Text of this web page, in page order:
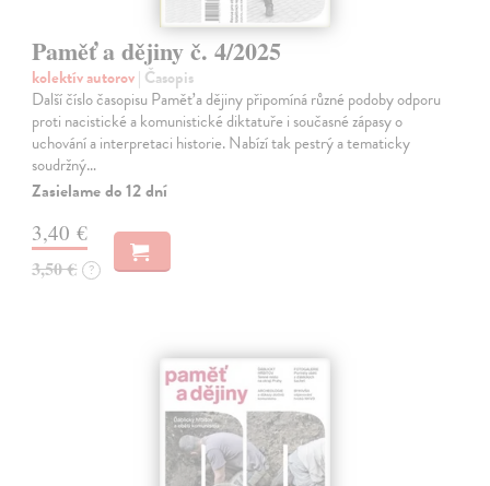
Paměť a dějiny č. 4/2025
kolektív autorov| Časopis
Další číslo časopisu Paměť a dějiny připomíná různé podoby odporu
proti nacistické a komunistické diktatuře i současné zápasy o
uchování a interpretaci historie. Nabízí tak pestrý a tematicky
soudržný…
Zasielame do 12 dní
3,40 €
3,50 € ?